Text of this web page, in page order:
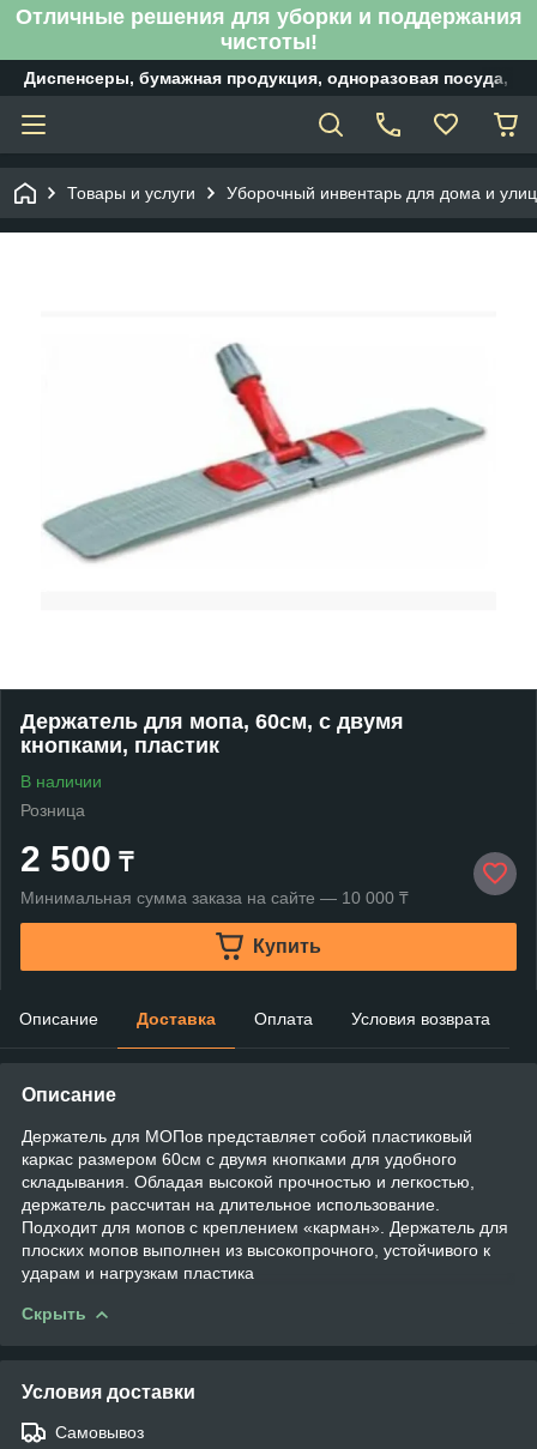
Отличные решения для уборки и поддержания
чистоты!
Диспенсеры, бумажная продукция, одноразовая посуда,
Товары и услуги Уборочный инвентарь для дома и
Держатель для мопа, 60см, с двумя
кнопками, пластик
В наличии
Розница
2 500 ₸
Минимальная сумма заказа на сайте — 10 000 ₸
Купить
Описание Доставка Оплата Условия возврата
Описание
Держатель для МОПов представляет собой пластиковый
каркас размером 60см с двумя кнопками для удобного
складывания. Обладая высокой прочностью и легкостью,
держатель рассчитан на длительное использование.
Подходит для мопов с креплением «карман». Держатель для
плоских мопов выполнен из высокопрочного, устойчивого к
ударам и нагрузкам пластика
Скрыть
Условия доставки
Самовывоз